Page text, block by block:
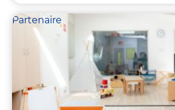
Partenaire